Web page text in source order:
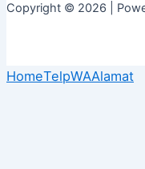
Copyright © 2026 |
HomeTelpWAAlamat